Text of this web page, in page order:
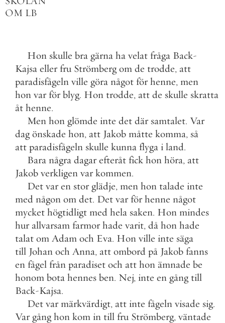
OM LB
Hon skulle bra gärna ha velat fråga Back-
Kajsa eller fru Strömberg om de trodde, att
paradisfågeln ville göra något för henne, men
hon var för blyg. Hon trodde, att de skulle skratta
åt henne.
Men hon glömde inte det där samtalet. Var
dag önskade hon, att Jakob måtte komma, så
att paradisfågeln skulle kunna flyga i land.
Bara några dagar efteråt fick hon höra, att
Jakob verkligen var kommen.
Det var en stor glädje, men hon talade inte
med någon om det. Det var för henne något
mycket högtidligt med hela saken. Hon mindes
hur allvarsam farmor hade varit, då hon hade
talat om Adam och Eva. Hon ville inte säga
till Johan och Anna, att ombord på Jakob fanns
en fågel från paradiset och att hon ämnade be
honom bota hennes ben. Nej, inte en gång till
Back-Kajsa.
Det var märkvärdigt, att inte fågeln visade sig.
Var gång hon kom in till fru Strömberg, väntade